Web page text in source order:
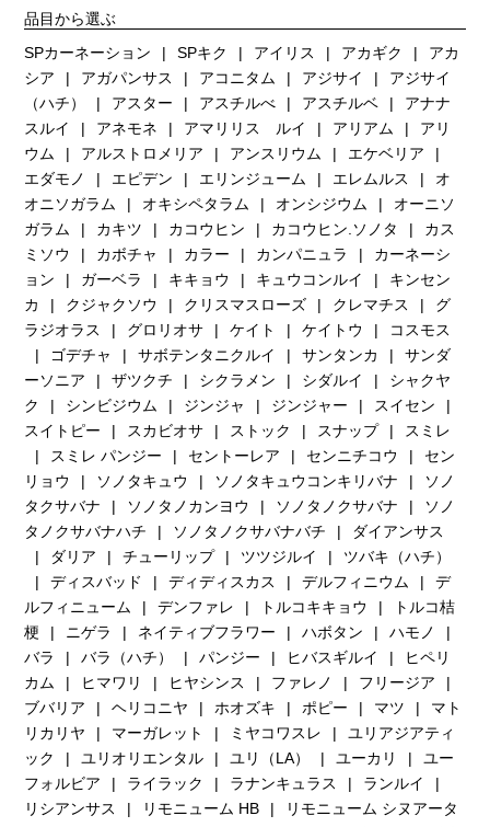
品目から選ぶ
SPカーネーション
SPキク アイリス アカギク
アカ
シア
アガパンサス アコニタム アジサイ
アジサイ
（ハチ）
アスター アスチルべ アスチルベ
アナナ
スルイ
アネモネ アマリリス ルイ アリアム
アリ
ウム
アルストロメリア アンスリウム
エケベリア
エダモノ
エピデン エリンジューム エレムルス
オ
オニソガラム
オキシペタラム オンシジウム
オーニソ
ガラム
カキツ カコウヒン カコウヒン.ソノタ
カス
ミソウ
カボチャ カラー カンパニュラ
カーネーシ
ョン
ガーベラ キキョウ キュウコンルイ
キンセン
カ
クジャクソウ クリスマスローズ クレマチス
グ
ラジオラス
グロリオサ ケイト ケイトウ
コスモス
ゴデチャ
サボテンタニクルイ サンタンカ
サンダ
ーソニア
ザツクチ シクラメン シダルイ
シャクヤ
ク
シンビジウム ジンジャ ジンジャー
スイセン
スイトピー
スカビオサ ストック スナップ
スミレ
スミレ パンジー
セントーレア センニチコウ
セン
リョウ
ソノタキュウ ソノタキュウコンキリバナ
ソノ
タクサバナ
ソノタノカンヨウ ソノタノクサバナ
ソノ
タノクサバナハチ
ソノタノクサバナバチ
ダイアンサス
ダリア
チューリップ ツツジルイ
ツバキ（ハチ）
ディスバッド
ディディスカス デルフィニウム
デ
ルフィニューム
デンファレ トルコキキョウ
トルコ桔
梗
ニゲラ ネイティブフラワー ハボタン
ハモノ
バラ
バラ（ハチ） パンジー ヒバスギルイ
ヒペリ
カム
ヒマワリ ヒヤシンス ファレノ
フリージア
ブバリア
ヘリコニヤ ホオズキ ポピー マツ
マト
リカリヤ
マーガレット ミヤコワスレ
ユリアジアティ
ック
ユリオリエンタル ユリ（LA） ユーカリ
ユー
フォルビア
ライラック ラナンキュラス
ランルイ
リシアンサス
リモニューム HB
リモニューム シヌアータ